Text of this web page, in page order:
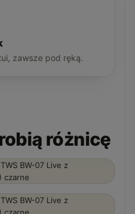
zawsze pod ręką.
różnicę